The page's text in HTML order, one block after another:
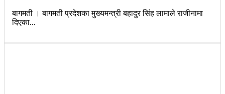
बागमती । बागमती प्रदेशका मुख्यमन्त्री बहादुर सिंह लामाले राजीनामा
दिएका...